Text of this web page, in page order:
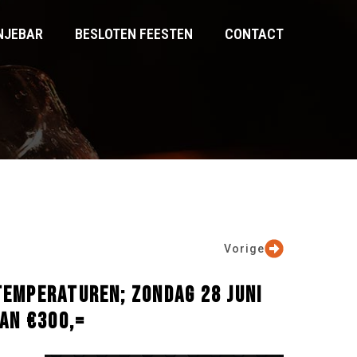
BESLOTEN FEESTEN CONTACT
Vorige
ZONDAG 28 JUNI
€300,=